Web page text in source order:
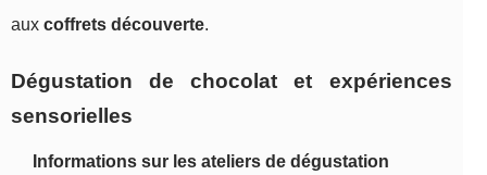
aux coffrets découverte.
Dégustation de chocolat et expériences
sensorielles
Informations sur les ateliers de dégustation